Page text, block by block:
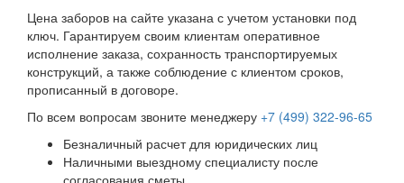
Цена заборов на сайте указана с учетом установки под
ключ. Гарантируем своим клиентам оперативное
исполнение заказа, сохранность транспортируемых
конструкций, а также соблюдение с клиентом сроков,
прописанный в договоре.
По всем вопросам звоните менеджеру +7 (499) 322-96-65
Безналичный расчет для юридических лиц
Наличными выездному специалисту после
согласования сметы